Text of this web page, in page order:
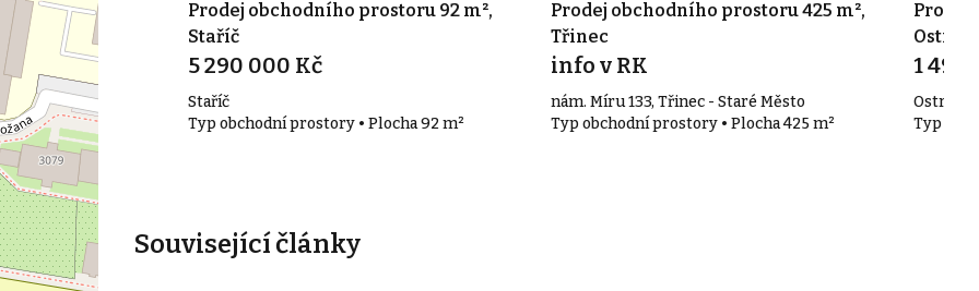
50 m²,
50 m²
Prodej obchodního prostoru 92 m²,
Staříč
5 290 000 Kč
Staříč
Typ obchodní prostory • Plocha 92 m²
Prodej obchodního prostoru 425 m²,
Třinec
info v RK
nám. Míru 133, Třinec - Staré Město
Typ obchodní prostory • Plocha 425 m²
Prodej
1 490
Typ
Související články